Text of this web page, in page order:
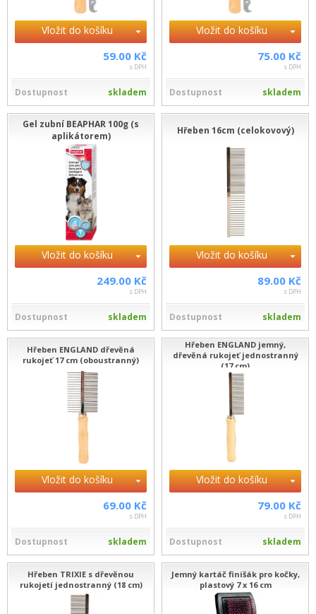
Vložit do košíku
59.00 Kč
s DPH
Dostupnost skladem
Vložit do košíku
75.00 Kč
s DPH
Dostupnost skladem
Gel zubní BEAPHAR 100g (s
aplikátorem)
Vložit do košíku
249.00 Kč
s DPH
Dostupnost skladem
Hřeben 16cm (celokovový)
Vložit do košíku
89.00 Kč
s DPH
Dostupnost skladem
Hřeben ENGLAND dřevěná
rukojeť 17 cm (oboustranný)
Vložit do košíku
69.00 Kč
s DPH
Dostupnost skladem
Hřeben ENGLAND jemný,
dřevěná rukojeť jednostranný
(17 cm)
Vložit do košíku
79.00 Kč
s DPH
Dostupnost skladem
Hřeben TRIXIE s dřevěnou
rukojetí jednostranný (18 cm)
Jemný kartáč finišák pro kočky,
plastový 7 x 16 cm